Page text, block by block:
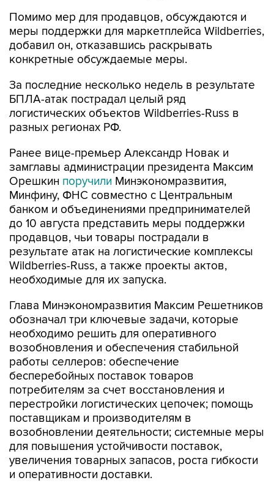
Помимо мер для продавцов, обсуждаются и
меры поддержки для маркетплейса Wildberries,
добавил он, отказавшись раскрывать
конкретные обсуждаемые меры.
За последние несколько недель в результате
БПЛА-атак пострадал целый ряд
логистических объектов Wildberries-Russ в
разных регионах РФ.
Ранее вице-премьер Александр Новак и
замглавы администрации президента Максим
Орешкин поручили Минэкономразвития,
Минфину, ФНС совместно с Центральным
банком и объединениями предпринимателей
до 10 августа представить меры поддержки
продавцов, чьи товары пострадали в
результате атак на логистические комплексы
Wildberries-Russ, а также проекты актов,
необходимые для их запуска.
Глава Минэкономразвития Максим Решетников
обозначал три ключевые задачи, которые
необходимо решить для оперативного
возобновления и обеспечения стабильной
работы селлеров: обеспечение
бесперебойных поставок товаров
потребителям за счет восстановления и
перестройки логистических цепочек; помощь
поставщикам и производителям в
возобновлении деятельности; системные меры
для повышения устойчивости поставок,
увеличения товарных запасов, роста гибкости
и оперативности доставки.